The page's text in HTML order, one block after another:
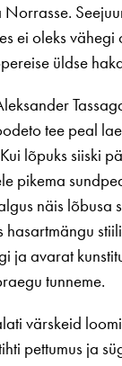
ei oleks
üldse
tee peal
lõpuks siiski
pikema
näis lõbusa
hasartmängu
ja avarat
tunneme.
värskeid
pettumus ja